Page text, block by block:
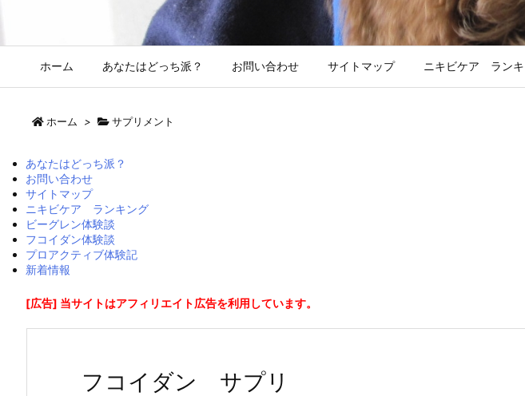
ホーム あなたはどっち派？ お問い合わせ サイトマップ ニキビケア ラン
ホーム > サプリメント
あなたはどっち派？
お問い合わせ
サイトマップ
ニキビケア ランキング
ビーグレン体験談
フコイダン体験談
プロアクティブ体験記
新着情報
[広告] 当サイトはアフィリエイト広告を利用しています。
フコイダン サプリ